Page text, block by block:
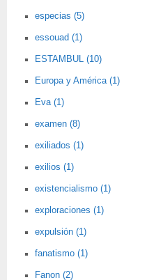
especias (5)
essouad (1)
ESTAMBUL (10)
Europa y América (1)
Eva (1)
examen (8)
exiliados (1)
exilios (1)
existencialismo (1)
exploraciones (1)
expulsión (1)
fanatismo (1)
Fanon (2)